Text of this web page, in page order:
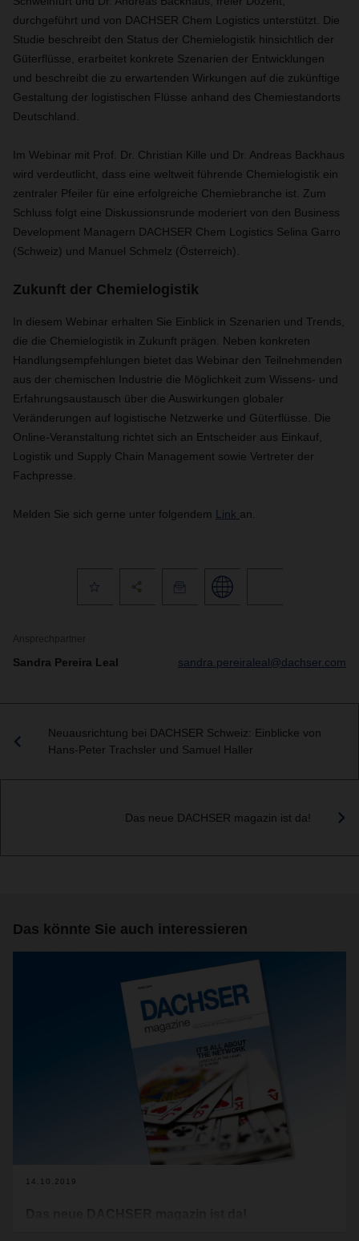
durchgeführt und von DACHSER Chem Logistics unterstützt. Die
Studie beschreibt den Status der Chemielogistik hinsichtlich der
Güterflüsse, erarbeitet konkrete Szenarien der Entwicklungen
und beschreibt die zu erwartenden Wirkungen auf die zukünftige
Gestaltung der logistischen Flüsse anhand des Chemiestandorts
Deutschland.
Im Webinar mit Prof. Dr. Christian Kille und Dr. Andreas Backhaus
wird verdeutlicht, dass eine weltweit führende Chemielogistik ein
zentraler Pfeiler für eine erfolgreiche Chemiebranche ist. Zum
Schluss folgt eine Diskussionsrunde moderiert von den Business
Development Managern DACHSER Chem Logistics Selina Garro
(Schweiz) und Manuel Schmelz (Österreich).
Zukunft der Chemielogistik
In diesem Webinar erhalten Sie Einblick in Szenarien und Trends,
die die Chemielogistik in Zukunft prägen. Neben konkreten
Handlungsempfehlungen bietet das Webinar den Teilnehmenden
aus der chemischen Industrie die Möglichkeit zum Wissens- und
Erfahrungsaustausch über die Auswirkungen globaler
Veränderungen auf logistische Netzwerke und Güterflüsse. Die
Online-Veranstaltung richtet sich an Entscheider aus Einkauf,
Logistik und Supply Chain Management sowie Vertreter der
Fachpresse.
Melden Sie sich gerne unter folgendem Link an.
Ansprechpartner
Sandra Pereira Leal sandra.pereiraleal@dachser.com
Neuausrichtung bei DACHSER Schweiz: Einblicke von
Hans-Peter Trachsler und Samuel Haller
Das neue DACHSER magazin ist da!
Das könnte Sie auch interessieren
14.10.2019